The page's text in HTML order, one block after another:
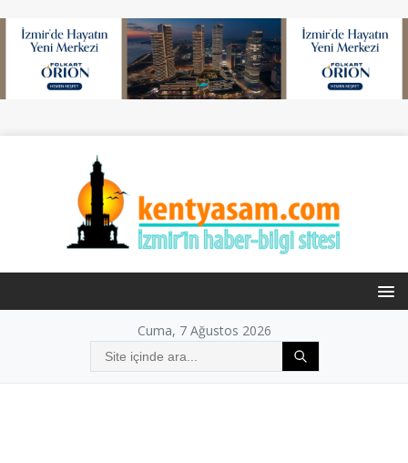
Cuma, 7 Ağustos 2026